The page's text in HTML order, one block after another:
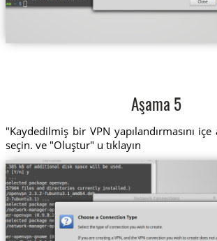
Aşama 5
"Kaydedilmiş bir VPN yapılandırmasını
seçin. ve "Oluştur" u tıklayın